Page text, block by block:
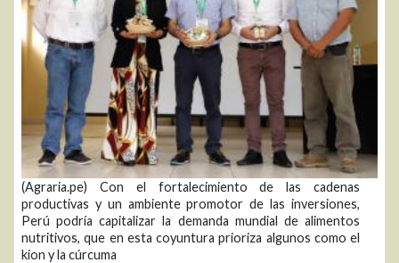
(Agraria.pe) Con el fortalecimiento de las cadenas
productivas y un ambiente promotor de las inversiones,
Perú podría capitalizar la demanda mundial de alimentos
nutritivos, que en esta coyuntura prioriza algunos como el
kion y la cúrcuma